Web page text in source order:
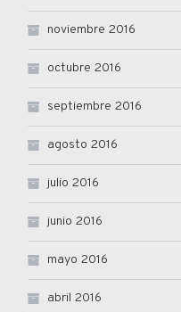
noviembre 2016
octubre 2016
septiembre 2016
agosto 2016
julio 2016
junio 2016
mayo 2016
abril 2016